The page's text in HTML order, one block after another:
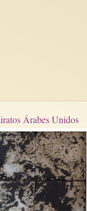
Árabes Unidos